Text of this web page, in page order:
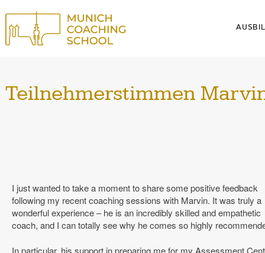
Teilnehmerstimmen
I just wanted to take a moment to share some positive feedback
following my recent coaching sessions with Marvin. It was truly a
wonderful experience – he is an incredibly skilled and empathetic
coach, and I can totally see why he comes so highly
In particular, his support in preparing me for my Assessment